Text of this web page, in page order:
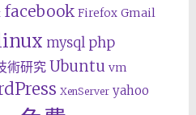
facebook Firefox Gmail
mysql php
術研究 Ubuntu vm
XenServer yahoo